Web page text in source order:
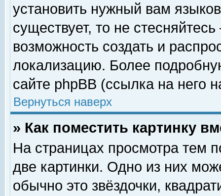
установить нужный вам
существует, то не
возможность создать и
локализацию. Более
сайте phpBB (ссылка на него
Вернуться наверх
» Как поместить картинку
На страницах просмотра тем
две картинки. Одно из них
обычно это звёздочки,